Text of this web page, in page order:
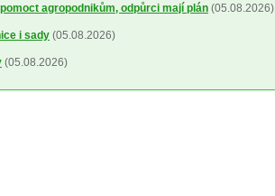
agropodnikům, odpůrci mají plán (05.08.2026)
i sady (05.08.2026)
(05.08.2026)